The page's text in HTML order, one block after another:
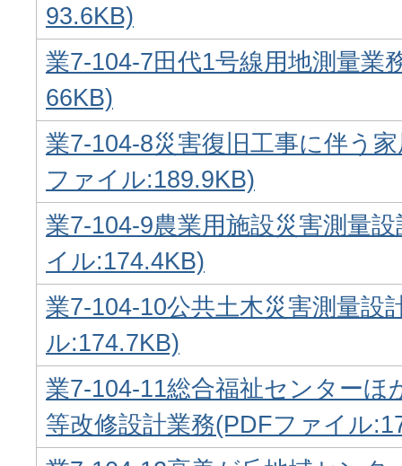
93.6KB)
業7-104-7田代1号線用地測量業
66KB)
業7-104-8災害復旧工事に伴う
ファイル:189.9KB)
業7-104-9農業用施設災害測量
イル:174.4KB)
業7-104-10公共土木災害測量設
ル:174.7KB)
業7-104-11総合福祉センターほ
等改修設計業務(PDFファイル